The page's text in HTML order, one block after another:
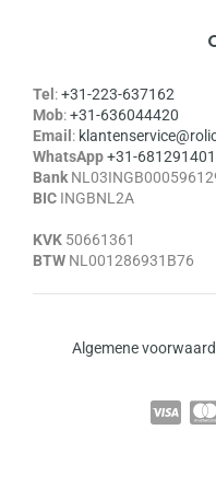
Tel :+31-223-637162
Mob:+31-636044420
Email :
WhatsApp+31-681291401
Bank
BIC INGBNL2A
KVK 50661361
BTW NL001286931B76
Algemene